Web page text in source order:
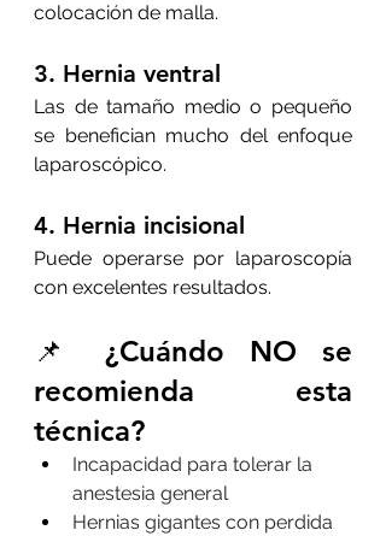
colocación de malla.
3. Hernia ventral
Las de tamaño medio o pequeño
se benefician mucho del enfoque
laparoscópico.
4. Hernia incisional
Puede operarse por laparoscopía
con excelentes resultados.
📌 ¿Cuándo NO se
recomienda esta
técnica?
Incapacidad para tolerar la
anestesia general
Hernias gigantes con perdida